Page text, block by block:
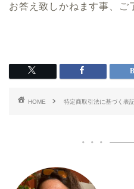
お答え致しかねます事、ご
HOME 特定商取引法に基づく表記